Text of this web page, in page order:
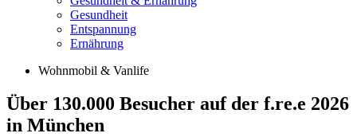
Gesundheit
Entspannung
Ernährung
Wohnmobil & Vanlife
Über 130.000 Besucher auf der f.re.e 2026
in München